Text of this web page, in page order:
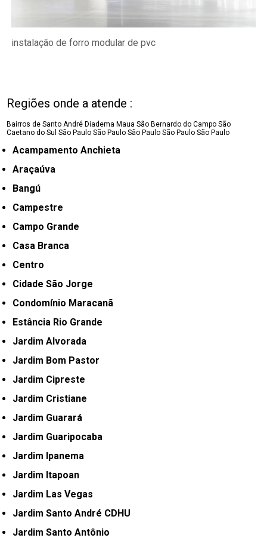
instalação de forro modular de pvc
Regiões onde a atende :
Bairros de Santo André Diadema Maua São Bernardo do Campo São
Caetano do SulSão Paulo São Paulo São Paulo São Paulo São Paulo
Acampamento Anchieta
Araçaúva
Bangú
Campestre
Campo Grande
Casa Branca
Centro
Cidade São Jorge
Condomínio Maracanã
Estância Rio Grande
Jardim Alvorada
Jardim Bom Pastor
Jardim Cipreste
Jardim Cristiane
Jardim Guarará
Jardim Guaripocaba
Jardim Ipanema
Jardim Itapoan
Jardim Las Vegas
Jardim Santo André CDHU
Jardim Santo Antônio